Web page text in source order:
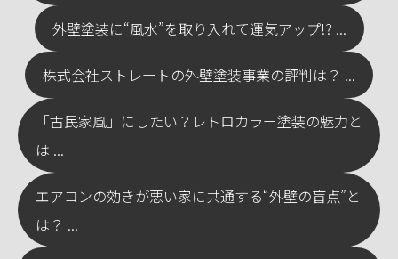
外壁塗装に“風水”を取り入れて運気アップ!? ...
株式会社ストレートの外壁塗装事業の評判は？ ...
「古民家風」にしたい？レトロカラー塗装の魅力と
は ...
エアコンの効きが悪い家に共通する“外壁の盲点”と
は？ ...